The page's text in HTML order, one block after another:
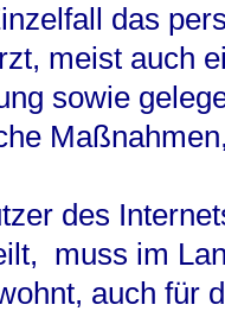
das
meist auch
sowie
des
muss im
auch für